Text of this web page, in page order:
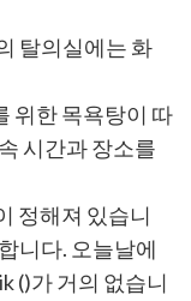
탈의실에는 화
위한 목욕탕이 따
시간과 장소를
정해져 있습니
니다. 오늘날에
()가 거의 없습니